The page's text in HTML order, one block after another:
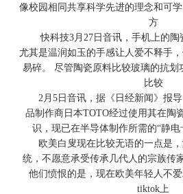
像校园相同共享科学先进的理念和可
方
快科技3月27日音讯，手机上的陶
尤其是温润如玉的手感让人爱不释手
易碎。 尽管陶瓷原料比较玻璃的抗划
比较
2月5日音讯，据《日经新闻》报导
品制作商日本TOTO经过使用其在陶
识，现已在半导体制作所需的“静电
欧美白叟现在比较无语的一点是，
统，不愿意承受传承几代人的宗族传
他们愤恨的是，现在欧美年轻人不
tiktok上